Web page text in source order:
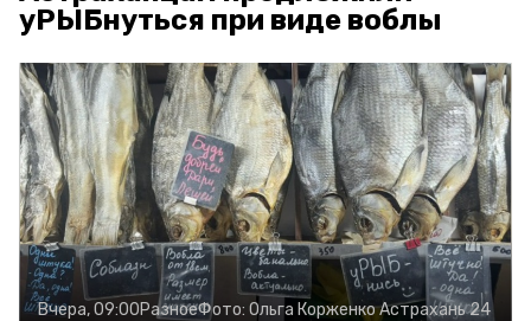
уРЫБнуться при виде воблы
Вчера, 09:00РазноеФото: Ольга КорженкоАстрахань 24